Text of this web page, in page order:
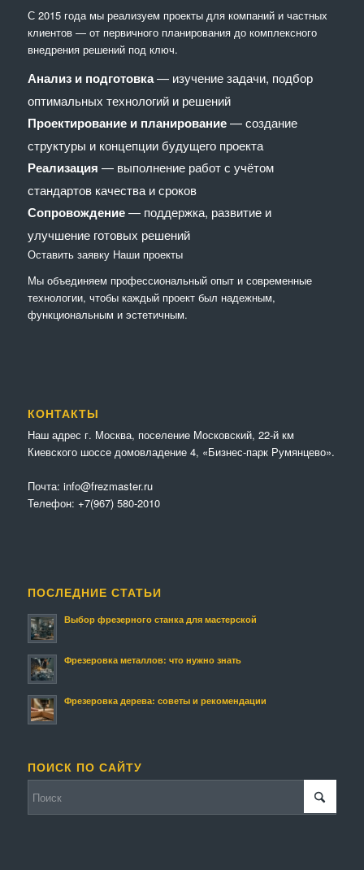
С 2015 года мы реализуем проекты для компаний и частных
клиентов — от первичного планирования до комплексного
внедрения решений под ключ.
Анализ и подготовка— изучение задачи, подбор
оптимальных технологий и решений
Проектирование и планирование— создание
структуры и концепции будущего проекта
Реализация — выполнение работ с учётом
стандартов качества и сроков
Сопровождение— поддержка, развитие и
улучшение готовых решений
Оставить заявку Наши проекты
Мы объединяем профессиональный опыт и современные
технологии, чтобы каждый проект был надежным,
функциональным и эстетичным.
КОНТАКТЫ
Наш адрес г. Москва, поселение Московский, 22-й км
Киевского шоссе домовладение 4, «Бизнес-парк Румянцево».
Почта: info@frezmaster.ru
Телефон: +7(967) 580-2010
ПОСЛЕДНИЕ СТАТЬИ
Выбор фрезерного станка для мастерской
Фрезеровка металлов: что нужно знать
Фрезеровка дерева: советы и рекомендации
ПОИСК ПО САЙТУ